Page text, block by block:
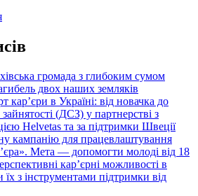
громада з глибоким сумом
двох наших земляків
кар’єри в Україні: від новачка до
(ДСЗ) у партнерстві з
Helvetas та за підтримки Швеції
кампанію для працевлаштування
Мета — допомогти молоді від 18
кар’єрні можливості в
їх з інструментами підтримки від